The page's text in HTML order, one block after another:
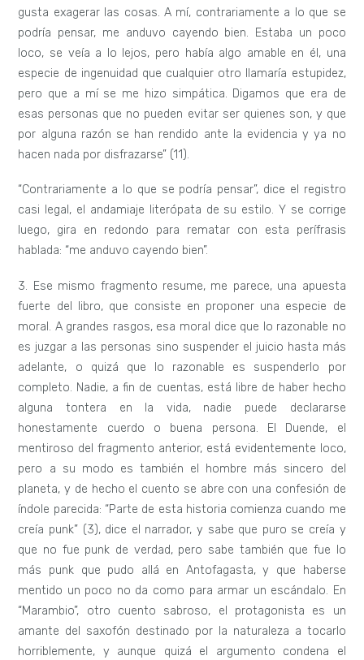
gusta exagerar las cosas. A mí, contrariamente a lo que se
podría pensar, me anduvo cayendo bien. Estaba un poco
loco, se veía a lo lejos, pero había algo amable en él, una
especie de ingenuidad que cualquier otro llamaría estupidez,
pero que a mí se me hizo simpática. Digamos que era de
esas personas que no pueden evitar ser quienes son, y que
por alguna razón se han rendido ante la evidencia y ya no
hacen nada por disfrazarse” (11).
“Contrariamente a lo que se podría pensar”, dice el registro
casi legal, el andamiaje literópata de su estilo. Y se corrige
luego, gira en redondo para rematar con esta perífrasis
hablada: “me anduvo cayendo bien”.
3. Ese mismo fragmento resume, me parece, una apuesta
fuerte del libro, que consiste en proponer una especie de
moral. A grandes rasgos, esa moral dice que lo razonable no
es juzgar a las personas sino suspender el juicio hasta más
adelante, o quizá que lo razonable es suspenderlo por
completo. Nadie, a fin de cuentas, está libre de haber hecho
alguna tontera en la vida, nadie puede declararse
honestamente cuerdo o buena persona. El Duende, el
mentiroso del fragmento anterior, está evidentemente loco,
pero a su modo es también el hombre más sincero del
planeta, y de hecho el cuento se abre con una confesión de
índole parecida: “Parte de esta historia comienza cuando me
creía punk” (3), dice el narrador, y sabe que puro se creía y
que no fue punk de verdad, pero sabe también que fue lo
más punk que pudo allá en Antofagasta, y que haberse
mentido un poco no da como para armar un escándalo. En
“Marambio”, otro cuento sabroso, el protagonista es un
amante del saxofón destinado por la naturaleza a tocarlo
horriblemente, y aunque quizá el argumento condena el